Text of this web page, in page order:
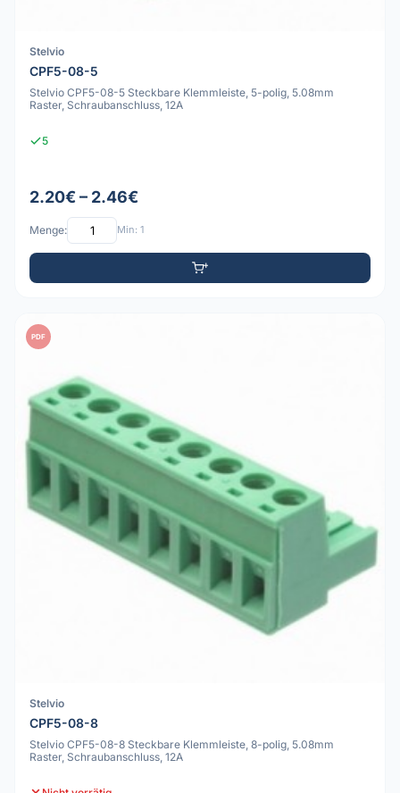
Stelvio
CPF5-08-5
Stelvio CPF5-08-5 Steckbare Klemmleiste, 5-polig, 5.08mm
Raster, Schraubanschluss, 12A
5
2.20€ – 2.46€
Menge: Min: 1
PDF
Stelvio
CPF5-08-8
Stelvio CPF5-08-8 Steckbare Klemmleiste, 8-polig, 5.08mm
Raster, Schraubanschluss, 12A